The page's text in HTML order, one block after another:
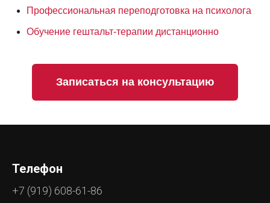
Профессиональная переподготовка на психолога
Обучение гештальт-терапии дистанционно
Записаться на консультацию
Телефон
+7 (919) 608-61-86